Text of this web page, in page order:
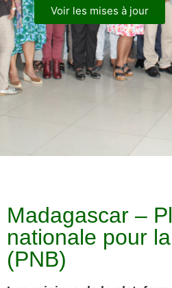
Voir les mises à jour
Madagascar –
nationale pour
(PNB)